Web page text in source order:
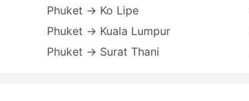
Phuket → Ko Lipe
Phuket → Kuala Lumpur
Phuket → Surat Thani